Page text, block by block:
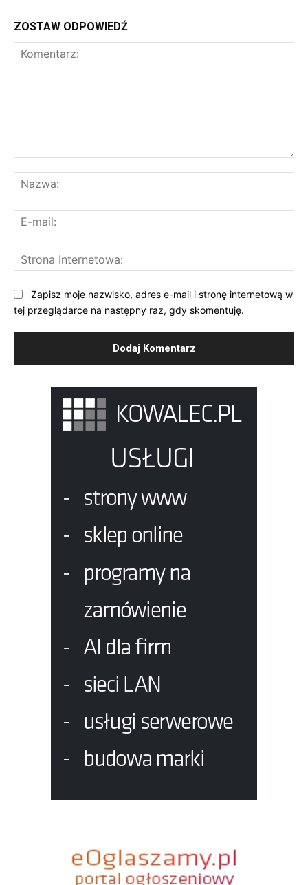
ZOSTAW ODPOWIEDŹ
Zapisz moje nazwisko, adres e-mail i stronę internetową w
tej przeglądarce na następny raz, gdy skomentuję.